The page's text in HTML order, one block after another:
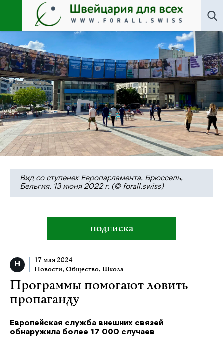
Новости, Общество,Школа»Программы помогают
ловить пропаганду
Вид со ступенек Европарламента. Брюссель,
Бельгия. 13 июня 2022 г. (© forall.swiss)
подписка
17 мая 2024
Новости, Общество, Школа
Программы помогают ловить
пропаганду
Европейская служба внешних связей
обнаружила более 17 000 случаев